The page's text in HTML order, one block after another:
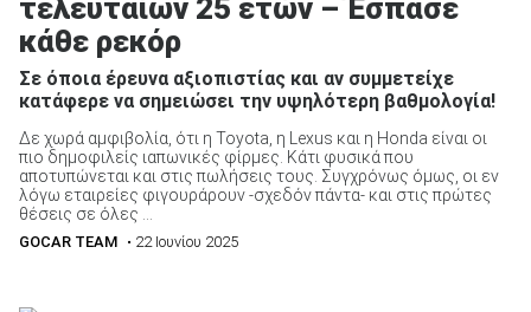
ΑΝΑΖΗΤΗΣΗ
τελευταίων 25 ετών – Έσπασε
κάθε ρεκόρ
Σε όποια έρευνα αξιοπιστίας και αν συμμετείχε
κατάφερε να σημειώσει την υψηλότερη βαθμολογία!
Δε χωρά αμφιβολία, ότι η Toyota, η Lexus και η Honda είναι οι
πιο δημοφιλείς ιαπωνικές φίρμες. Κάτι φυσικά που
αποτυπώνεται και στις πωλήσεις τους. Συγχρόνως όμως, οι εν
λόγω εταιρείες φιγουράρουν -σχεδόν πάντα- και στις πρώτες
θέσεις σε όλες ...
GOCAR TEAM • 22 Ιουνίου 2025